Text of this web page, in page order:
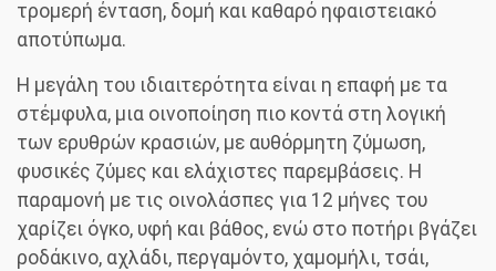
τρομερή ένταση, δομή και καθαρό ηφαιστειακό
αποτύπωμα.
Η μεγάλη του ιδιαιτερότητα είναι η επαφή με τα
στέμφυλα, μια οινοποίηση πιο κοντά στη λογική
των ερυθρών κρασιών, με αυθόρμητη ζύμωση,
φυσικές ζύμες και ελάχιστες παρεμβάσεις. Η
παραμονή με τις οινολάσπες για 12 μήνες του
χαρίζει όγκο, υφή και βάθος, ενώ στο ποτήρι βγάζει
ροδάκινο, αχλάδι, περγαμόντο, χαμομήλι, τσάι,